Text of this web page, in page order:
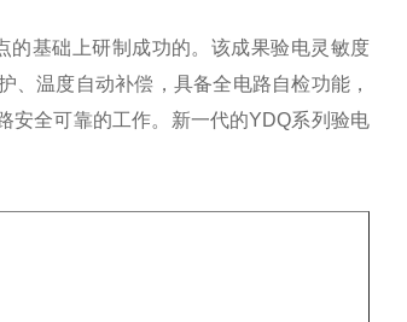
的基础上研制成功的。该成果验电灵敏度
温度自动补偿，具备全电路自检功能，
安全可靠的工作。新一代的YDQ系列验电